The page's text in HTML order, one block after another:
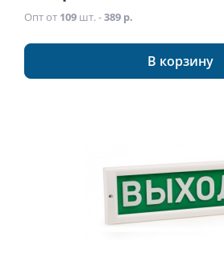
Опт от 109 шт. -389 р.
В корзину